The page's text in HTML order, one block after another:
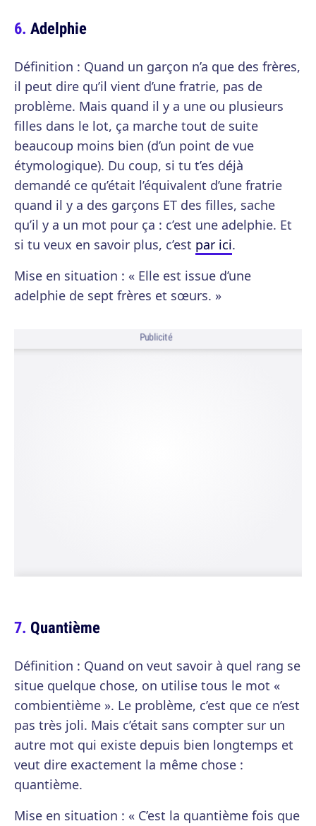
Adelphie
Définition : Quand un garçon n’a que des frères,
il peut dire qu’il vient d’une fratrie, pas de
problème. Mais quand il y a une ou plusieurs
filles dans le lot, ça marche tout de suite
beaucoup moins bien (d’un point de vue
étymologique). Du coup, si tu t’es déjà
demandé ce qu’était l’équivalent d’une fratrie
quand il y a des garçons ET des filles, sache
qu’il y a un mot pour ça : c’est une adelphie. Et
si tu veux en savoir plus, c’est par ici.
Mise en situation : « Elle est issue d’une
adelphie de sept frères et sœurs. »
Publicité
Quantième
Définition : Quand on veut savoir à quel rang se
situe quelque chose, on utilise tous le mot «
combientième ». Le problème, c’est que ce n’est
pas très joli. Mais c’était sans compter sur un
autre mot qui existe depuis bien longtemps et
veut dire exactement la même chose :
quantième.
Mise en situation : « C’est la quantième fois que